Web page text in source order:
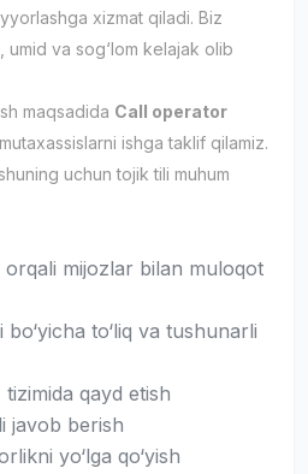
xizmat qiladi. Biz
va sog‘lom kelajak olib
maqsadida Call operator
ishga taklif qilamiz.
uchun tojik tili muhum
orqali mijozlar bilan muloqot
to‘liq va tushunarli
qayd etish
javob berish
yo‘lga qo‘yish